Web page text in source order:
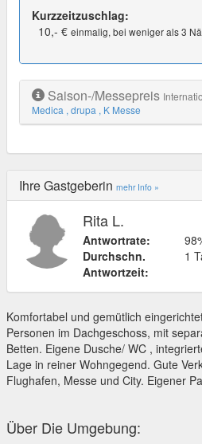
Kurzzeitzuschlag:
10,- € einmalig, bei weniger als 3
Saison-/Messepreis
Medica , drupa , K Messe
Ihre Gastgeberin mehr Info »
Rita L.
Antwortrate:
Durchschn.
Antwortzeit:
1
Komfortabel und gemütlich
Personen im Dachgeschoss, mit
Betten. Eigene Dusche/ WC ,
Lage in reiner Wohngegend. Gute
Flughafen, Messe und City. Eigener
Über Die Umgebung: